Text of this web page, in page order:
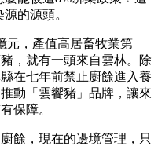
的源頭。
元，產值高居畜牧業第
，就有一頭來自雲林。除
在七年前禁止廚餘進入養
動「雲饗豬」品牌，讓來
保障。
餘，現在的邊境管理，只